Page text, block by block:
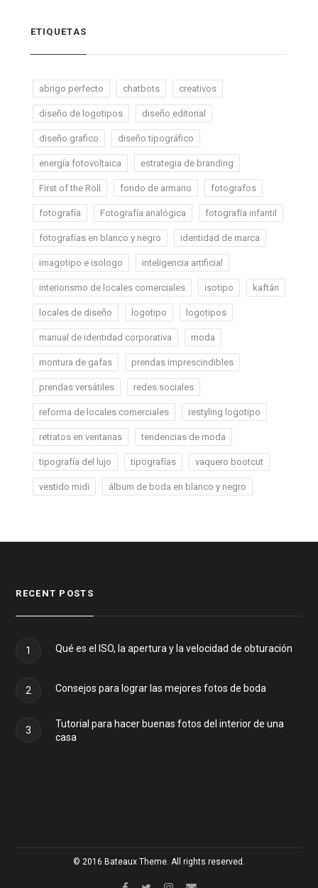
ETIQUETAS
abrigo perfecto chatbots creativos
diseño de logotipos diseño editorial
diseño grafico diseño tipográfico
energía fotovoltaica estrategia de branding
First of the Roll fondo de armario fotografos
fotografía Fotografía analógica fotografía infantil
fotografías en blanco y negro identidad de marca
imagotipo e isologo inteligencia artificial
interiorismo de locales comerciales isotipo kaftán
locales de diseño logotipo logotipos
manual de identidad corporativa moda
montura de gafas prendas imprescindibles
prendas versátiles redes sociales
reforma de locales comerciales restyling logotipo
retratos en ventanas tendencias de moda
tipografía del lujo tipografías vaquero bootcut
vestido midi álbum de boda en blanco y negro
RECENT POSTS
1 Qué es el ISO, la apertura y la velocidad de obturación
2 Consejos para lograr las mejores fotos de boda
3
Tutorial para hacer buenas fotos del interior de una
casa
© 2016 Bateaux Theme. All rights reserved.